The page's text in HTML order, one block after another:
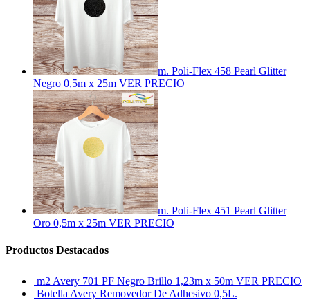
m. Poli-Flex 458 Pearl Glitter
Negro 0,5m x 25m VER PRECIO
m. Poli-Flex 451 Pearl Glitter
Oro 0,5m x 25m VER PRECIO
Productos Destacados
m2 Avery 701 PF Negro Brillo 1,23m x 50m VER PRECIO
Botella Avery Removedor De Adhesivo 0,5L.